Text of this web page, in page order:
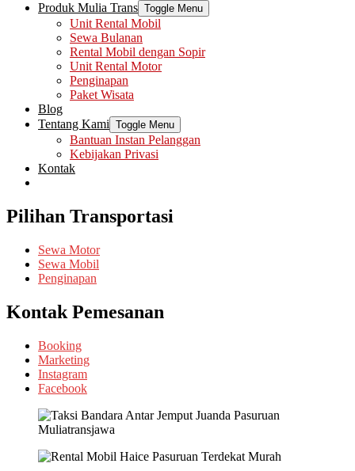
Produk Mulia Trans Toggle Menu
Unit Rental Mobil
Sewa Bulanan
Rental Mobil dengan Sopir
Unit Rental Motor
Penginapan
Paket Wisata
Blog
Tentang Kami Toggle Menu
Bantuan Instan Pelanggan
Kebijakan Privasi
Kontak
Pilihan Transportasi
Sewa Motor
Sewa Mobil
Penginapan
Kontak Pemesanan
Booking
Marketing
Instagram
Facebook